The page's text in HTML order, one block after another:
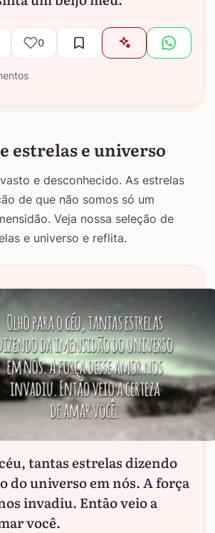
0
estrelas e universo
e desconhecido. As estrelas
de que não somos só um
Veja nossa seleção de
e universo e reflita.
tantas estrelas dizendo
do universo em nós. A força
invadiu. Então veio a
você.